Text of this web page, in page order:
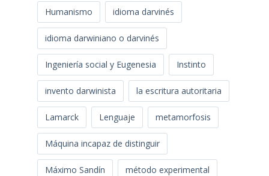
Humanismo idioma darvinés
idioma darwiniano o darvinés
Ingeniería social y Eugenesia Instinto
invento darwinista la escritura autoritaria
Lamarck Lenguaje metamorfosis
Máquina incapaz de distinguir
Máximo Sandín método experimental